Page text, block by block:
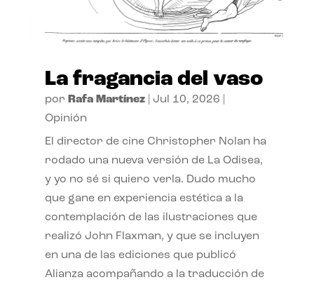
La fragancia del vaso
por Rafa Martínez| Jul 10, 2026
Opinión
El director de cine Christopher Nolan ha
rodado una nueva versión de La Odisea,
y yo no sé si quiero verla. Dudo mucho
que gane en experiencia estética a la
contemplación de las ilustraciones que
realizó John Flaxman, y que se incluyen
en una de las ediciones que publicó
Alianza acompañando a la traducción de